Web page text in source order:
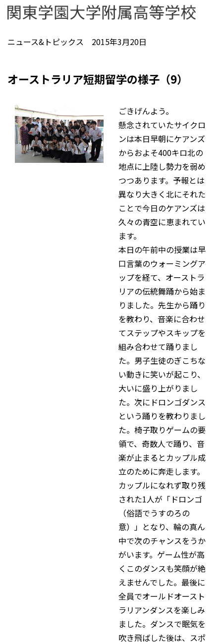
ニュース&トピックス 2015年3月20日
オーストラリア短期留学の様子（9）
ごきげんよう。
懸念されていたサイクロ
ンは本日早朝にケアンズ
からおよそ400キロ北の
地点に上陸し勢力を弱め
つつあります。予報とは
異なり大きく北にそれた
ことで今日のケアンズは
久々の青空に恵まれてい
ます。
本日の午前中の授業は早
口言葉のウォーミングア
ップを経て、オーストラ
リアの伝統舞踊から始ま
りました。先生から踊り
を教わり、音楽に合わせ
てステップやスキップを
組み合わせて踊りまし
た。男子生徒のぎこちな
い動きに笑いが起こり、
大いに盛り上がりまし
た。次にドロンゴダンス
という踊りを教わりまし
た。椅子取りゲームの要
領で、奇数人で踊り、音
楽が止まるとカップル成
立のために奔走します。
カップルになれず取り残
された1人が「ドロンゴ
（俗語でうすのろの
意）」となり、輪の真ん
中で次のチャンスをうか
がいます。ゲーム性が高
くこのダンスも笑顔が絶
えませんでした。最後に
全員でオールドオースト
ラリアンダンスを楽しみ
ました。ダンスで眠気を
吹き飛ばした後は、スポ